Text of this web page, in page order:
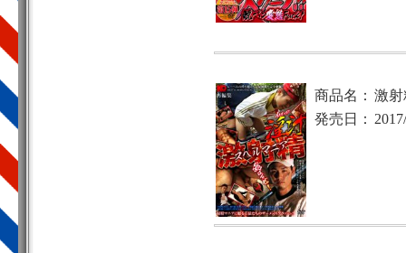
商品名： 激
発売日：